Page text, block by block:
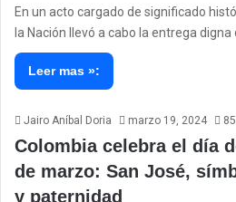
En un acto cargado de significado
la Nación llevó a cabo la entrega digna
Leer mas »:
Jairo Aníbal Doria marzo 19, 2024 85
Colombia celebra el día
de marzo: San José,
y paternidad